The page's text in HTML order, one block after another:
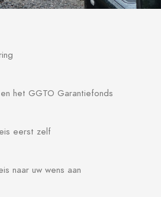
het GGTO Garantiefonds
eerst zelf
naar uw wens aan